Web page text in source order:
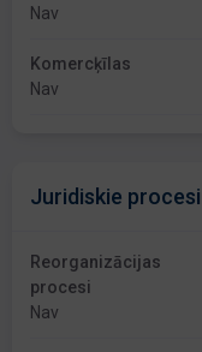
Nav
Komercķīlas
Nav
Juridiskie procesi
Reorganizācijas
procesi
Nav